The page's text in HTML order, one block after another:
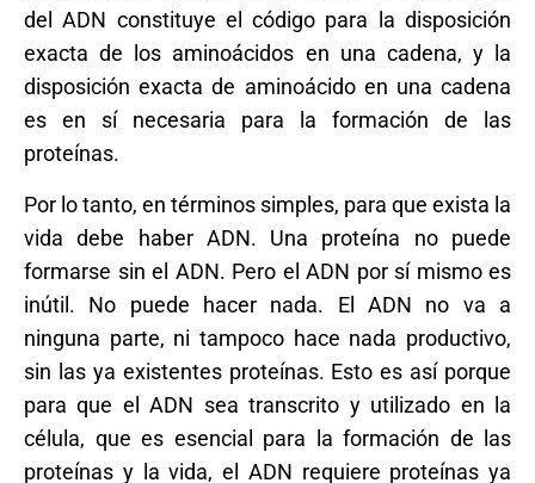
del ADN constituye el código para la disposición
exacta de los aminoácidos en una cadena, y la
disposición exacta de aminoácido en una cadena
es en sí necesaria para la formación de las
proteínas.
Por lo tanto, en términos simples, para que exista la
vida debe haber ADN. Una proteína no puede
formarse sin el ADN. Pero el ADN por sí mismo es
inútil. No puede hacer nada. El ADN no va a
ninguna parte, ni tampoco hace nada productivo,
sin las ya existentes proteínas. Esto es así porque
para que el ADN sea transcrito y utilizado en la
célula, que es esencial para la formación de las
proteínas y la vida, el ADN requiere proteínas ya